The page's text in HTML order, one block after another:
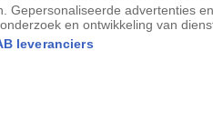
bevindt, dan gaat het
zo zwaar is als deaarde
exoplaneet doet er 1936
zijn ster te draaien,
er veel te laag
Gepersonaliseerde advertenties
en ontwikkeling van
leveranciers